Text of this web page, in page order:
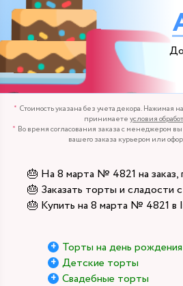
Стоимость указана без учета декора. Нажимая
принимаетеусловия
Во время согласования заказа с менеджером
вашего заказа курьером или
🎂 На 8 марта № 4821 на заказ,
🎂 Заказать торты и сладости
🎂 Купить на 8 марта № 4821 в
Торты на день рождения
Детские торты
Свадебные торты